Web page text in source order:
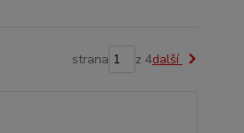
strana z 4další